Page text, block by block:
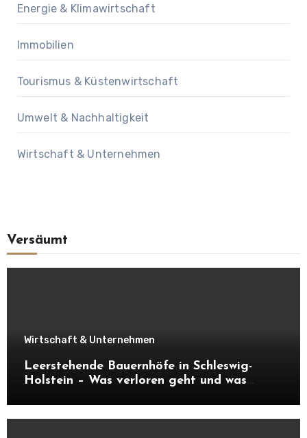
Energie & Klimawirtschaft
Immobilien
Tourismus & Küstenwirtschaft
Umwelt & Nachhaltigkeit
Wirtschaft & Unternehmen
Versäumt
Wirtschaft & Unternehmen
Leerstehende Bauernhöfe in Schleswig-
Holstein – Was verloren geht und was